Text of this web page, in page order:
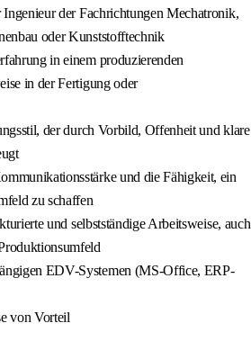
der Fachrichtungen Mechatronik,
oder Kunststofftechnik
in einem produzierenden
in der Fertigung oder
der durch Vorbild, Offenheit und klare
und die Fähigkeit, ein
zu schaffen
und selbstständige Arbeitsweise, auch
EDV-Systemen (MS-Office, ERP-
von Vorteil